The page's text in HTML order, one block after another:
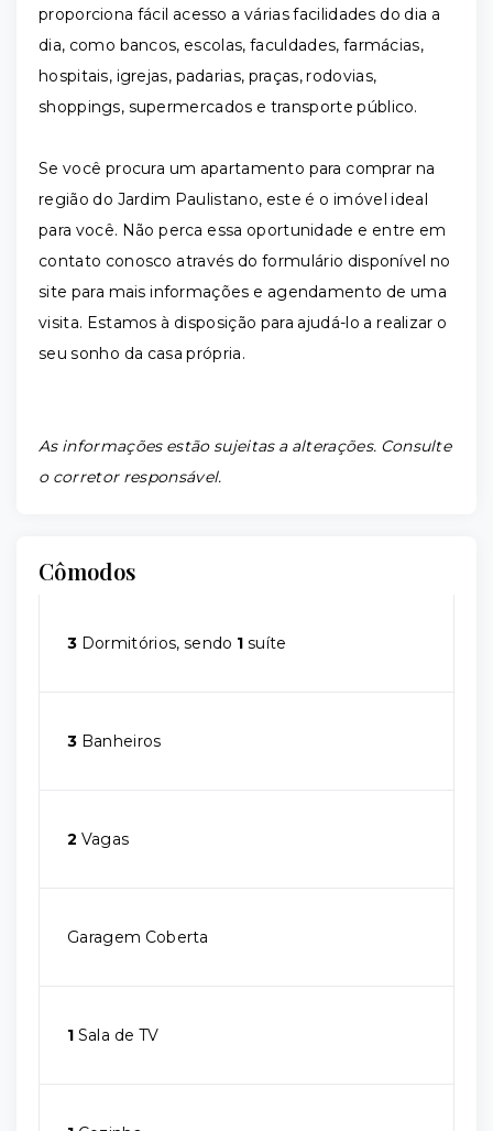
proporciona fácil acesso a várias facilidades do dia a
dia, como bancos, escolas, faculdades, farmácias,
hospitais, igrejas, padarias, praças, rodovias,
shoppings, supermercados e transporte público.
Se você procura um apartamento para comprar na
região do Jardim Paulistano, este é o imóvel ideal
para você. Não perca essa oportunidade e entre em
contato conosco através do formulário disponível no
site para mais informações e agendamento de uma
visita. Estamos à disposição para ajudá-lo a realizar o
seu sonho da casa própria.
As informações estão sujeitas a alterações. Consulte
o corretor responsável.
Cômodos
3 Dormitórios, sendo 1 suíte
3 Banheiros
2 Vagas
Garagem Coberta
1 Sala de TV